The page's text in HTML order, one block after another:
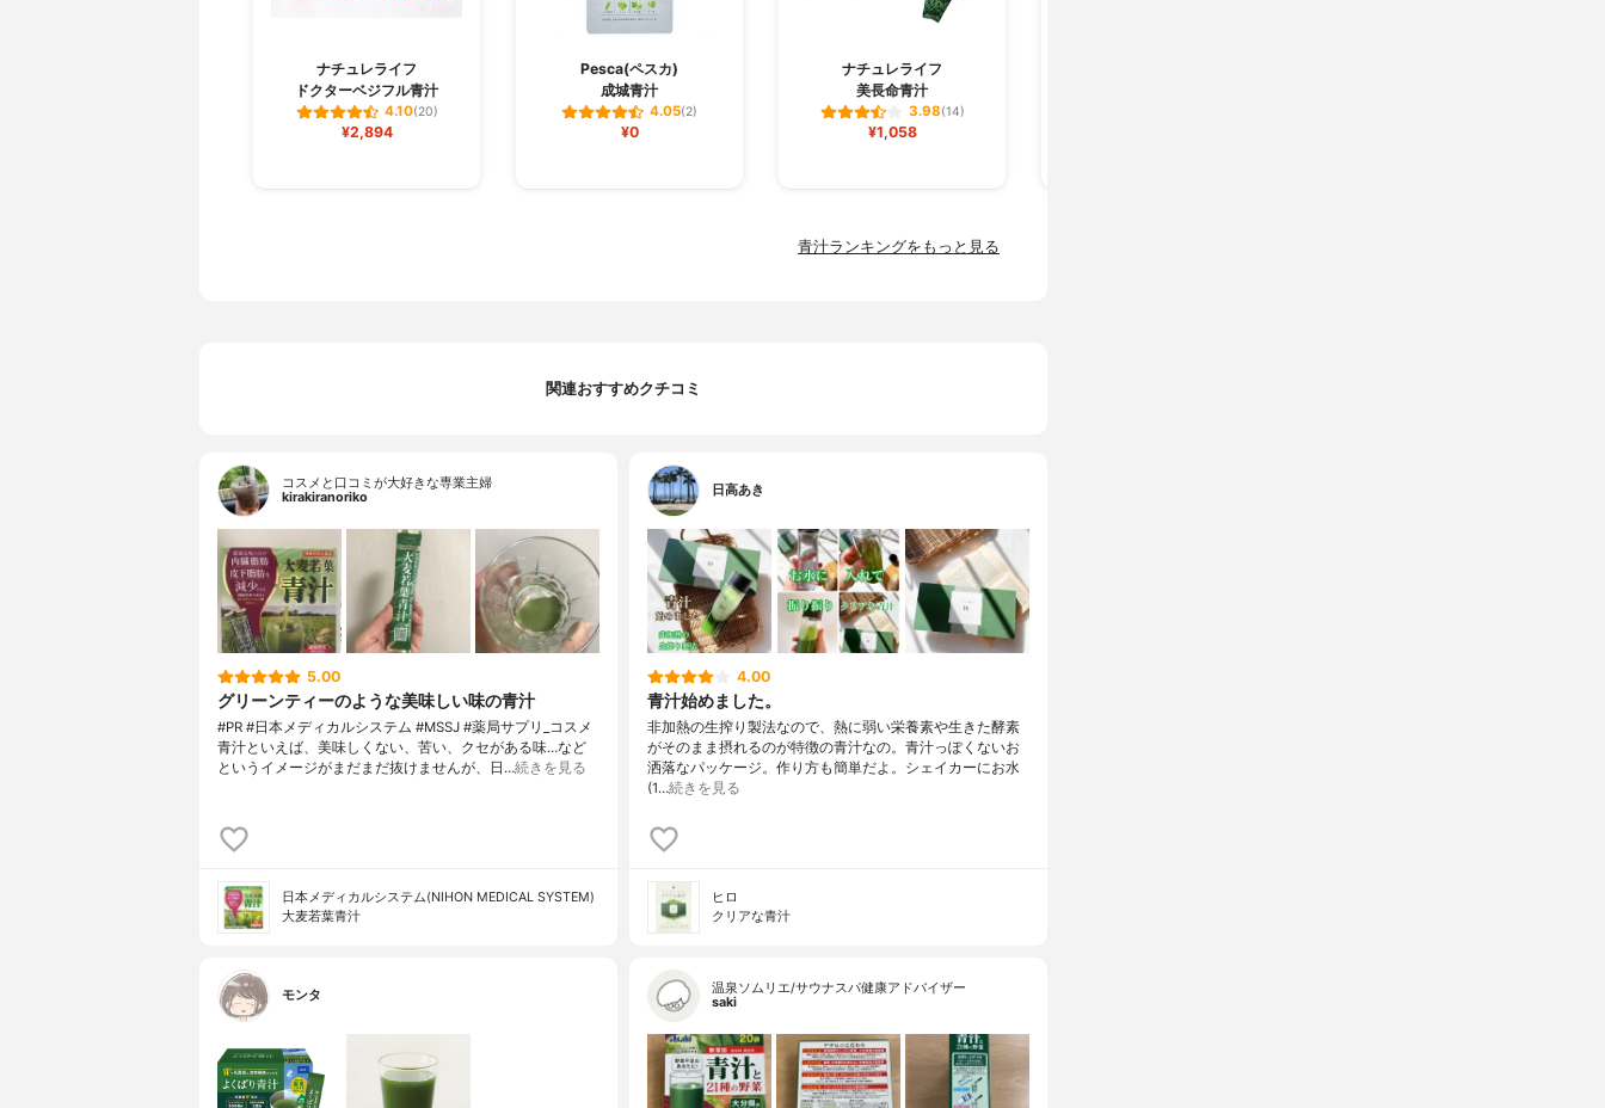
ナチュレライフ
ドクターベジフル青汁
4.10(20)
¥2,894
Pesca(ペスカ)
成城青汁
4.05(2)
¥0
ナチュレライフ
美長命青汁
3.98(14)
¥1,058
青汁ランキングをもっと見る
関連おすすめクチコミ
コスメと口コミが大好きな専業主婦
kirakiranoriko
5.00
グリーンティーのような美味しい味の青汁
#PR #日本メディカルシステム #MSSJ #薬局サプリ_コスメ
青汁といえば、美味しくない、苦い、クセがある味…など
というイメージがまだまだ抜けませんが、日…続きを見る
日本メディカルシステム(NIHON MEDICAL SYSTEM)
大麦若葉青汁
日高あき
4.00
青汁始めました。
非加熱の生搾り製法なので、熱に弱い栄養素や生きた酵素
がそのまま摂れるのが特徴の青汁なの。青汁っぽくないお
洒落なパッケージ。作り方も簡単だよ。シェイカーにお水
(1…続きを見る
ヒロ
クリアな青汁
モンタ
温泉ソムリエ/サウナスパ健康アドバイザー
saki